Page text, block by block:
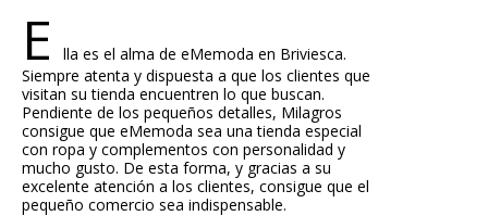
E
lla es el alma de eMemoda en Briviesca.
Siempre atenta y dispuesta a que los clientes que
visitan su tienda encuentren lo que buscan.
Pendiente de los pequeños detalles, Milagros
consigue que eMemoda sea una tienda especial
con ropa y complementos con personalidad y
mucho gusto. De esta forma, y gracias a su
excelente atención a los clientes, consigue que el
pequeño comercio sea indispensable.